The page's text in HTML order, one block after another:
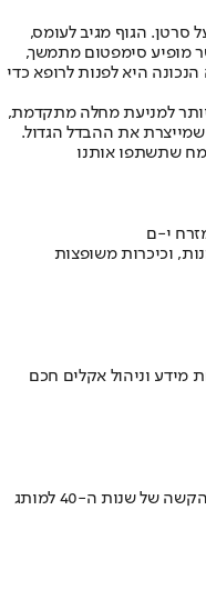
סרטן. הגוף מגיב לעומס,
מופיע סימפטום מתמשך,
היא לפנות לרופא כדי
למניעת מחלה מתקדמת,
את ההבדל הגדול.
שתשתפו אותנו
י-ם
וכיכרות משופצות
וניהול אקלים חכם
איך אסם הפכה את תקופת הצנע והמחסור הקשה של שנות ה-40 למותג